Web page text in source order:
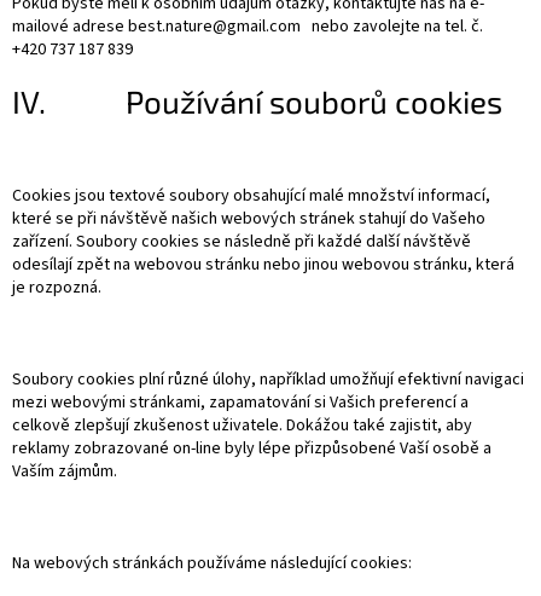
mailové adrese best.nature@gmail.com nebo zavolejte na tel. č.
+420 737 187 839
IV. Používání souborů cookies
Cookies jsou textové soubory obsahující malé množství informací,
které se při návštěvě našich webových stránek stahují do Vašeho
zařízení. Soubory cookies se následně při každé další návštěvě
odesílají zpět na webovou stránku nebo jinou webovou stránku, která
je rozpozná.
Soubory cookies plní různé úlohy, například umožňují efektivní navigaci
mezi webovými stránkami, zapamatování si Vašich preferencí a
celkově zlepšují zkušenost uživatele. Dokážou také zajistit, aby
reklamy zobrazované on-line byly lépe přizpůsobené Vaší osobě a
Vaším zájmům.
Na webových stránkách používáme následující cookies: